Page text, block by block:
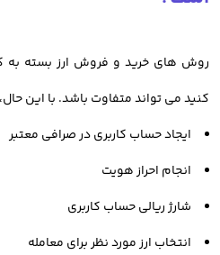
بررسی کنید. یا حتی بدانید
دیجیتال تاثیر گذار است.
انتخاب صرافی ارز
روش های خرید و فروش ارز بسته به
کنید می تواند متفاوت باشد. با این
ایجاد حساب کاربری در صرافی معتبر
انجام احراز هویت
شارژ ریالی حساب کاربری
انتخاب ارز مورد نظر برای معامله